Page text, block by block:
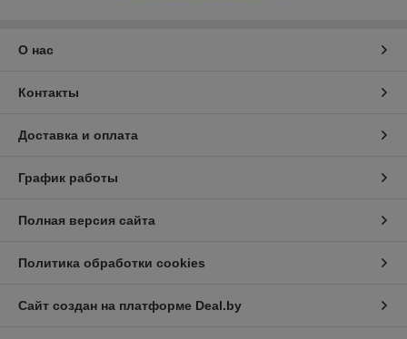
О нас
Контакты
Доставка и оплата
График работы
Полная версия сайта
Политика обработки cookies
Сайт создан на платформе Deal.by